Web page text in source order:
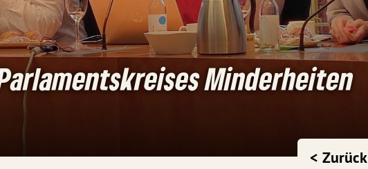
Minderheiten
< Zurück